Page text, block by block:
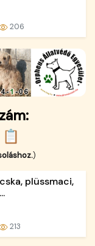
206
)
plüssmaci,
213